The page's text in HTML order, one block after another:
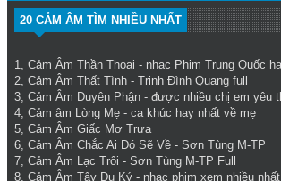
20 CẢM ÂM TÌM NHIỀU NHẤT
1, Cảm Âm Thần Thoại - nhạc Phim Trung Quốc
2, Cảm Âm Thất Tình - Trịnh Đình Quang full
3, Cảm Âm Duyên Phận - được nhiều chị em yêu
4, Cảm âm Lòng Mẹ - ca khúc hay nhất về mẹ
5, Cảm Âm Giấc Mơ Trưa
6, Cảm Âm Chắc Ai Đó Sẽ Về - Sơn Tùng M-TP
7, Cảm Âm Lạc Trôi - Sơn Tùng M-TP Full
8, Cảm Âm Tây Du Ký - nhạc phim xem nhiều nhất